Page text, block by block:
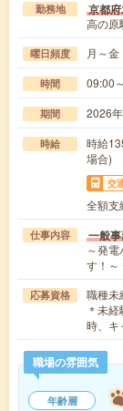
勤務地 京都
高の原
曜日頻度 月～
時間 09:00
期間 2026
時給
時給
場合)
交
全額支
仕事内容 一般
～発
す！
応募資格
職種未
＊未
時、キ
職場の雰囲気
年齢層